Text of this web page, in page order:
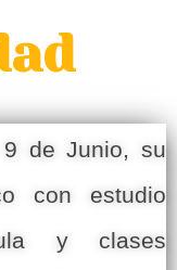
de Junio, su
con estudio
y clases